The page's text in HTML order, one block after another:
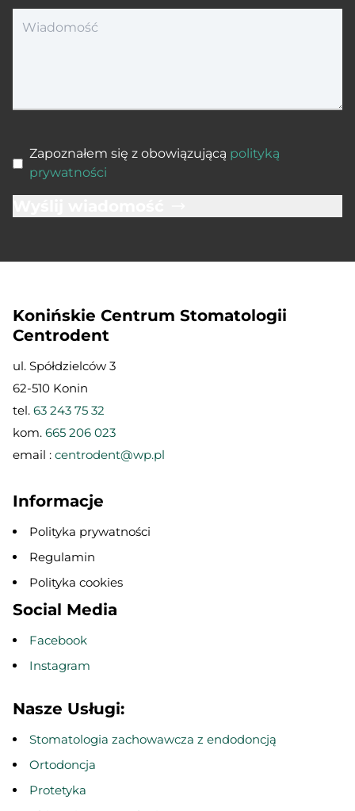
Zapoznałem się z obowiązującą polityką
prywatności
Konińskie Centrum Stomatologii
Centrodent
ul. Spółdzielców 3
62-510 Konin
tel. 63 243 75 32
kom. 665 206 023
email : centrodent@wp.pl
Informacje
Polityka prywatności
Regulamin
Polityka cookies
Social Media
Facebook
Instagram
Nasze Usługi:
Stomatologia zachowawcza z endodoncją
Ortodoncja
Protetyka